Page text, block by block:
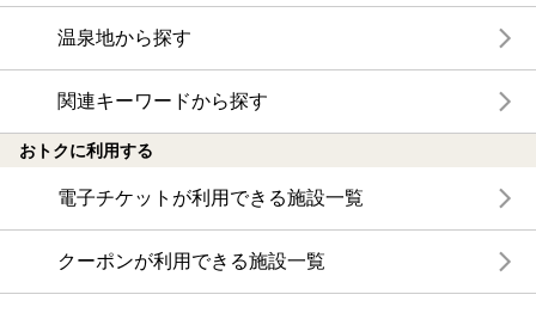
温泉地から探す
関連キーワードから探す
おトクに利用する
電子チケットが利用できる施設一覧
クーポンが利用できる施設一覧